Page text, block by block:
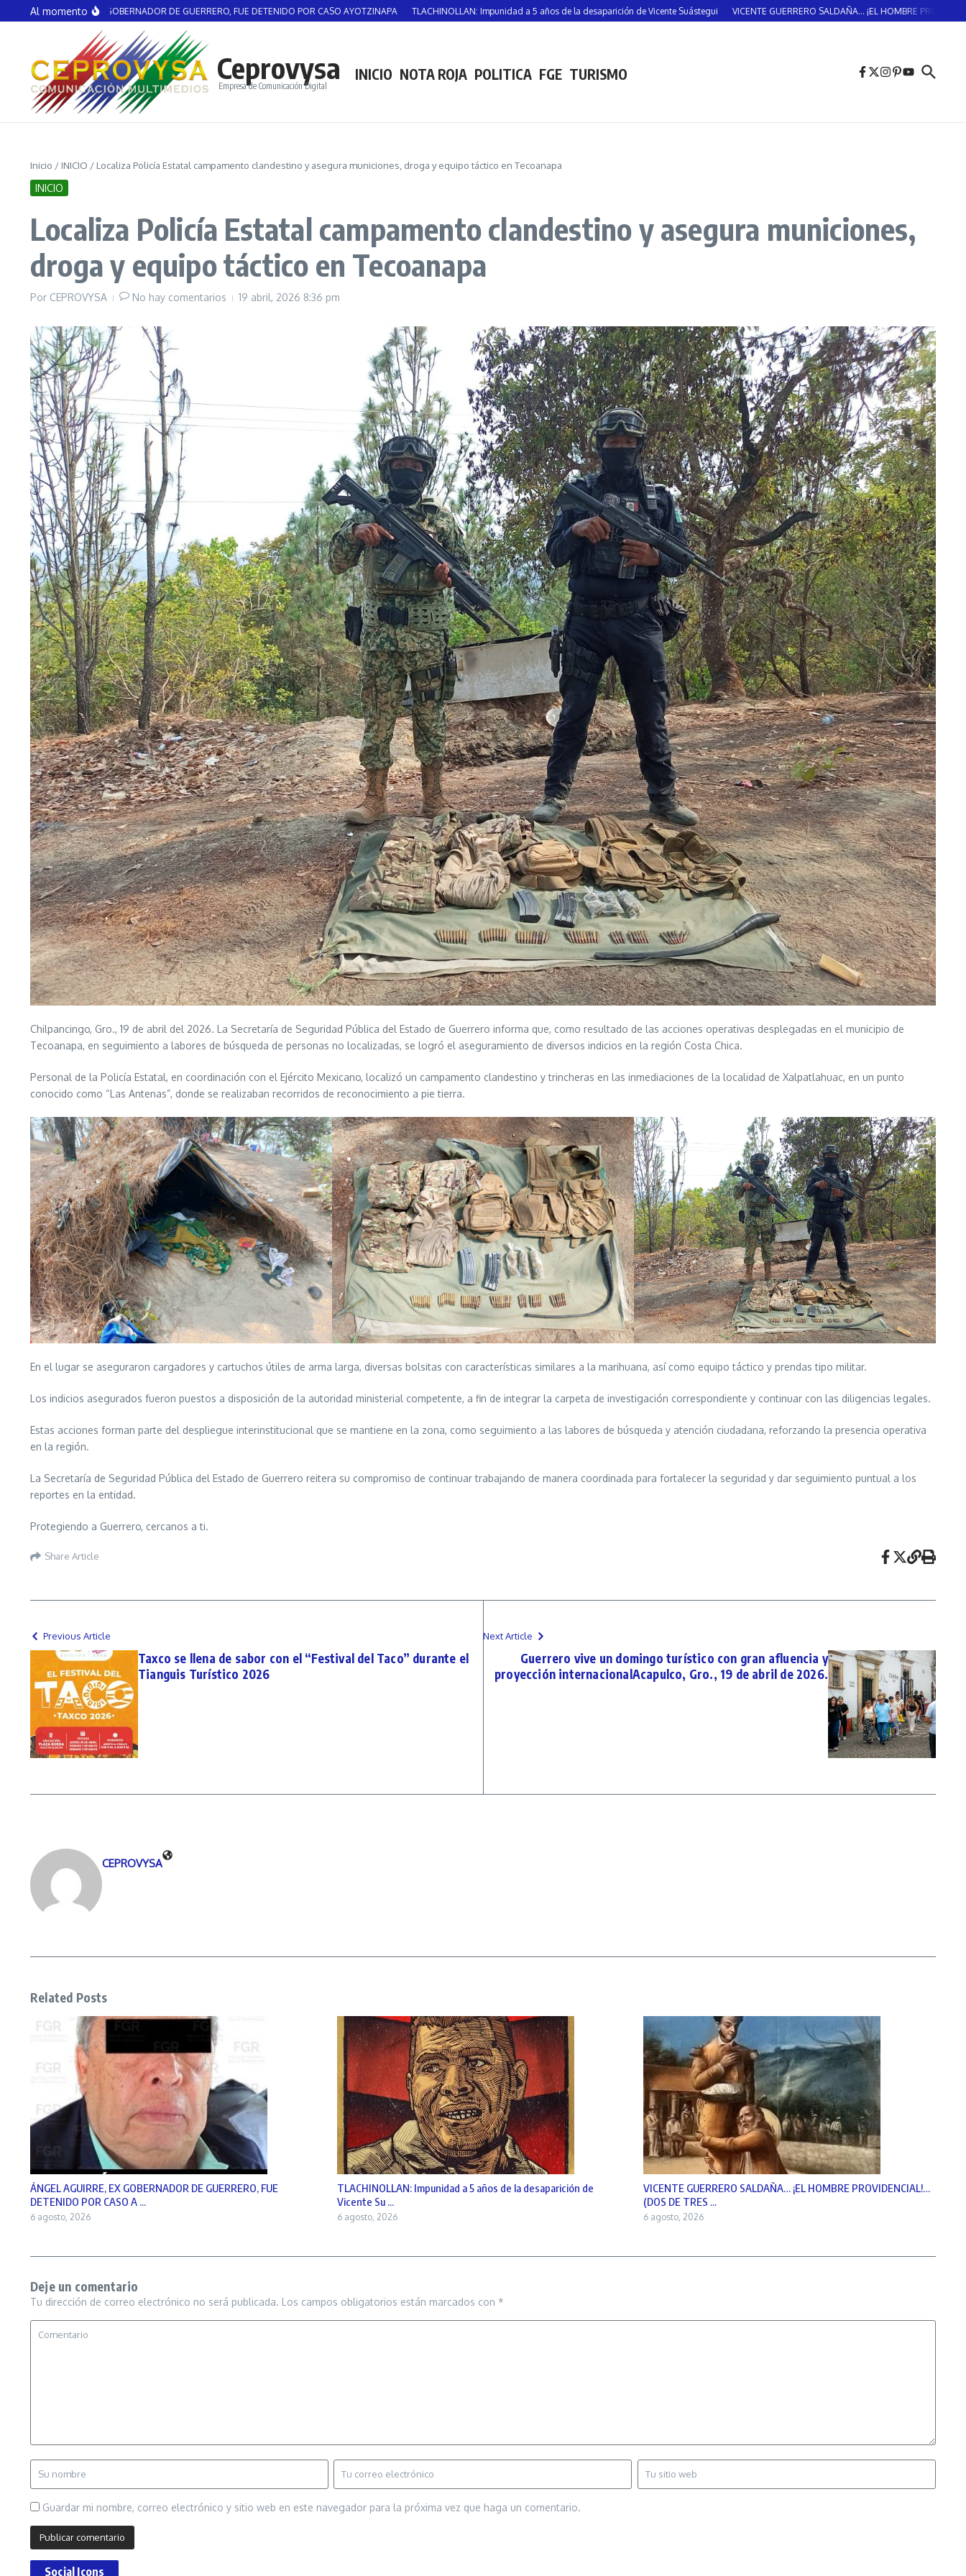
Saltar al contenido
Al momento
AGUIRRE, EX GOBERNADOR DE GUERRERO, FUE DETENIDO POR CASO AYOTZINAPA TLACHINOLLAN: Impunidad a 5 años de la desaparición de Vicente Suástegui VICENTE GUERRERO SALDAÑA… ¡EL HOMBRE PROVIDENCIAL!…
Ceprovysa
Empresa de Comunicación Digital
INICIO NOTA ROJA POLITICA FGE TURISMO
Inicio / INICIO / Localiza Policía Estatal campamento clandestino y asegura municiones, droga y equipo táctico en Tecoanapa
INICIO
Localiza Policía Estatal campamento clandestino y asegura municiones,
droga y equipo táctico en Tecoanapa
Por CEPROVYSA No hay comentarios 19 abril, 2026 8:36 pm
Chilpancingo, Gro., 19 de abril del 2026. La Secretaría de Seguridad Pública del Estado de Guerrero informa que, como resultado de las acciones operativas desplegadas en el municipio de
Tecoanapa, en seguimiento a labores de búsqueda de personas no localizadas, se logró el aseguramiento de diversos indicios en la región Costa Chica.
Personal de la Policía Estatal, en coordinación con el Ejército Mexicano, localizó un campamento clandestino y trincheras en las inmediaciones de la localidad de Xalpatlahuac, en un punto
conocido como “Las Antenas”, donde se realizaban recorridos de reconocimiento a pie tierra.
En el lugar se aseguraron cargadores y cartuchos útiles de arma larga, diversas bolsitas con características similares a la marihuana, así como equipo táctico y prendas tipo militar.
Los indicios asegurados fueron puestos a disposición de la autoridad ministerial competente, a fin de integrar la carpeta de investigación correspondiente y continuar con las diligencias legales.
Estas acciones forman parte del despliegue interinstitucional que se mantiene en la zona, como seguimiento a las labores de búsqueda y atención ciudadana, reforzando la presencia operativa
en la región.
La Secretaría de Seguridad Pública del Estado de Guerrero reitera su compromiso de continuar trabajando de manera coordinada para fortalecer la seguridad y dar seguimiento puntual a los
reportes en la entidad.
Protegiendo a Guerrero, cercanos a ti.
Share Article
Previous Article
Taxco se llena de sabor con el “Festival del Taco” durante el
Tianguis Turístico 2026
Next Article
Guerrero vive un domingo turístico con gran afluencia y
proyección internacionalAcapulco, Gro., 19 de abril de 2026.
CEPROVYSA
Related Posts
ÁNGEL AGUIRRE, EX GOBERNADOR DE GUERRERO, FUE
DETENIDO POR CASO A ...
6 agosto, 2026
TLACHINOLLAN: Impunidad a 5 años de la desaparición de
Vicente Su ...
6 agosto, 2026
VICENTE GUERRERO SALDAÑA… ¡EL HOMBRE PROVIDENCIAL!…
(DOS DE TRES ...
6 agosto, 2026
Deje un comentario
Tu dirección de correo electrónico no será publicada. Los campos obligatorios están marcados con *
Guardar mi nombre, correo electrónico y sitio web en este navegador para la próxima vez que haga un comentario.
Social Icons